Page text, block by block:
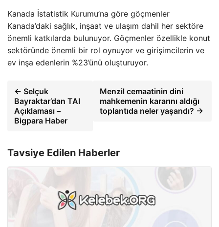
Kanada İstatistik Kurumu’na göre göçmenler
Kanada’daki sağlık, inşaat ve ulaşım dahil her sektöre
önemli katkılarda bulunuyor. Göçmenler özellikle konut
sektöründe önemli bir rol oynuyor ve girişimcilerin ve
ev inşa edenlerin %23’ünü oluşturuyor.
← Selçuk
Bayraktar’dan TAI
Açıklaması –
Bigpara Haber
Menzil cemaatinin dini
mahkemenin kararını aldığı
toplantıda neler yaşandı? →
Tavsiye Edilen Haberler